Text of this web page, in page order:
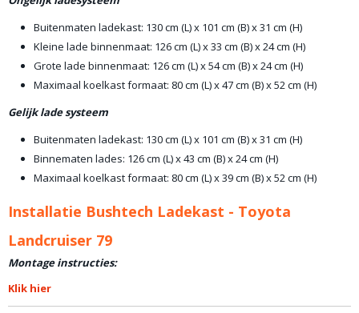
Buitenmaten ladekast: 130 cm (L) x 101 cm (B) x 31 cm (H)
Kleine lade binnenmaat: 126 cm (L) x 33 cm (B) x 24 cm (H)
Grote lade binnenmaat: 126 cm (L) x 54 cm (B) x 24 cm (H)
Maximaal koelkast formaat: 80 cm (L) x 47 cm (B) x 52 cm (H)
Gelijk lade systeem
Buitenmaten ladekast: 130 cm (L) x 101 cm (B) x 31 cm (H)
Binnematen lades: 126 cm (L) x 43 cm (B) x 24 cm (H)
Maximaal koelkast formaat: 80 cm (L) x 39 cm (B) x 52 cm (H)
Installatie Bushtech Ladekast - Toyota
Landcruiser 79
Montage instructies:
Klik hier